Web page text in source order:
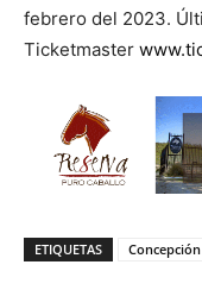
febrero del 2023.
Ticketmaster
ETIQUETAS Concepción